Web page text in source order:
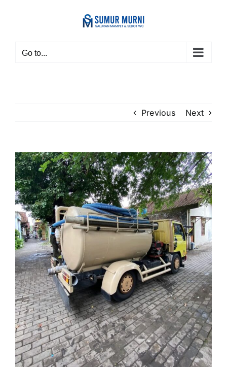
Go to...
Previous Next
View
Larger
Image